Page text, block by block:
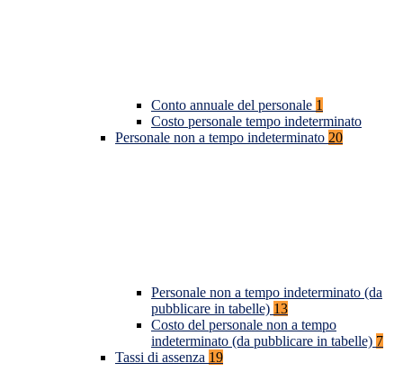
Conto annuale del personale 1
Costo personale tempo indeterminato
Personale non a tempo indeterminato 20
Personale non a tempo indeterminato (da
pubblicare in tabelle) 13
Costo del personale non a tempo
indeterminato (da pubblicare in tabelle) 7
Tassi di assenza 19